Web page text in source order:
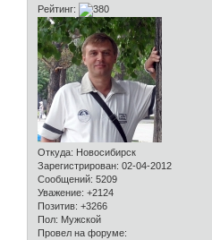
Рейтинг:
Откуда: Новосибирск
Зарегистрирован: 02-04-2012
Сообщений: 5209
Уважение: +2124
Позитив: +3266
Пол: Мужской
Провел на форуме: